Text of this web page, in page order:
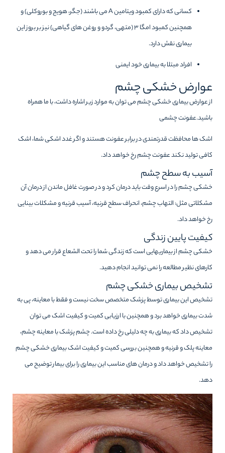
کسانی که دارای کمبود ویتامین A می باشند (جگر، هویج و بوروکلی) و
همچنین کمبود امگا ۳ (متهی، گردو و روغن های گیاهی) نیز بر بروز این
بیماری نقش دارد.
افراد مبتلا به بیماری خود ایمنی
عوارض خشکی چشم
از عوارض بیماری خشکی چشم می توان به موارد زیر اشاره داشت، با ما همراه
باشید.عفونت چشمی
اشک ها محافظت قدرتمندی در برابر عفونت هستند و اگر غدد اشکی شما، اشک
کافی تولید نکند عفونت چشم رخ خواهد داد.
آسیب به سطح چشم
خشکی چشم را در اسرع وقت باید درمان کرد و در صورت غافل ماندن از درمان آن
مشکلاتی مثل: التهاب چشم، انحراف سطح قرنیه، آسیب قرنیه و مشکلات بینایی
رخ خواهد داد.
کیفیت پایین زندگی
خشکی چشم از بیماریهایی است که زندگی شما را تحت الشعاع قرار می دهد و
کارهای نظیر مطالعه را نمی توانید انجام دهید.
تشخیص بیماری خشکی چشم
تشخیص این بیماری توسط پزشک متخصص سخت نیست و فقط با معاینه، پی به
شدت بیماری خواهد برد و همچنین با ارزیابی کمیت و کیفیت اشک می توان
تشخیص داد که بیماری به چه دلیلی رخ داده است. چشم پزشک با معاینه چشم،
معاینه پلک و قرنیه و همچنین بررسی کمیت و کیفیت اشک بیماری خشکی چشم
را تشخیص خواهد داد و درمان های مناسب این بیماری را برای بیمار توضیح می
دهد.